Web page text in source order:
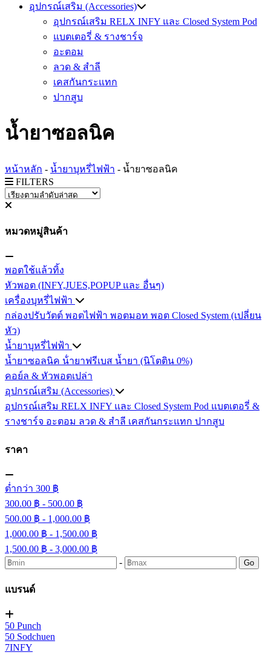
อุปกรณ์เสริม (Accessories)
อุปกรณ์เสริม RELX INFY และ Closed System Pod
แบตเตอรี่ & รางชาร์จ
อะตอม
ลวด ​& สำลี
เคสกันกระแทก
ปากสูบ
น้ำยาซอลนิค
หน้าหลัก - น้ำยาบุหรี่ไฟฟ้า - น้ำยาซอลนิค
FILTERS
หมวดหมู่สินค้า
พอตใช้แล้วทิ้ง
หัวพอต (INFY,JUES,POPUP และ อื่นๆ)
เครื่องบุหรี่ไฟฟ้า
กล่องปรับวัตต์ พอตไฟฟ้า พอตมอท พอต Closed System (เปลี่ยน
หัว)
น้ำยาบุหรี่ไฟฟ้า
น้ำยาซอลนิค น้ํายาฟรีเบส น้ำยา (นิโตติน 0%)
คอย์ล & หัวพอตเปล่า
อุปกรณ์เสริม (Accessories)
อุปกรณ์เสริม RELX INFY และ Closed System Pod แบตเตอรี่ &
รางชาร์จ อะตอม ลวด ​& สำลี เคสกันกระแทก ปากสูบ
ราคา
ต่ำกว่า 300 ฿
300.00 ฿ - 500.00 ฿
500.00 ฿ - 1,000.00 ฿
1,000.00 ฿ - 1,500.00 ฿
1,500.00 ฿ - 3,000.00 ฿
-
Go
แบรนด์
50 Punch
50 Sodchuen
7INFY